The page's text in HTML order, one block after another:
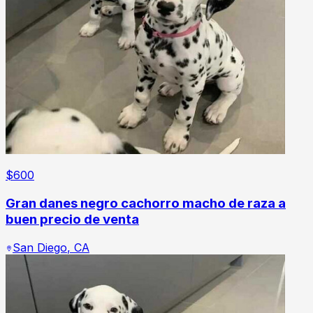
$600
Gran danes negro cachorro macho de raza a
buen precio de venta
San Diego, CA